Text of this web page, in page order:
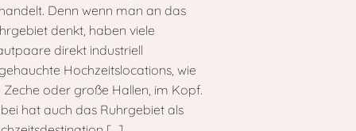
Denn wenn man an das
denkt, haben viele
direkt industriell
Hochzeitslocations, wie
Zeche oder große Hallen, im Kopf.
hat auch das Ruhrgebiet als